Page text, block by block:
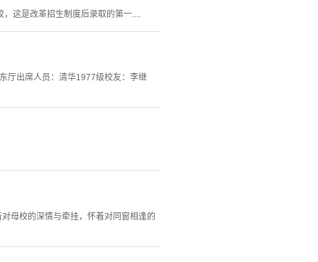
这是改革招生制度后录取的第一....
厅出席人员：清华1977级校友：李继
母校的深情与牵挂，怀着对同窗相逢的